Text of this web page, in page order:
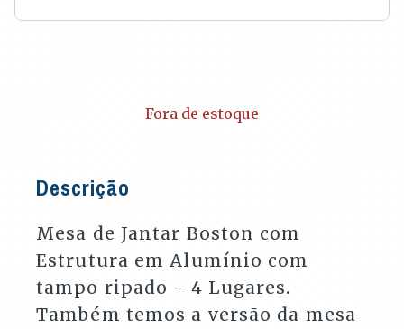
Fora de estoque
Descrição
Mesa de Jantar Boston com
Estrutura em Alumínio com
tampo ripado - 4 Lugares.
Também temos a versão da mesa